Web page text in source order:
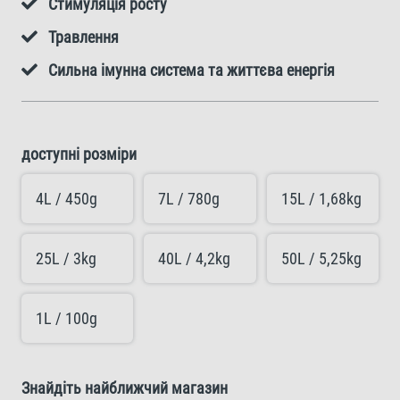
Стимуляція росту
Травлення
Сильна імунна система та життєва енергія
доступні розміри
4L / 450g 7L / 780g 15L / 1,68kg
25L / 3kg 40L / 4,2kg 50L / 5,25kg
1L / 100g
Знайдіть найближчий магазин